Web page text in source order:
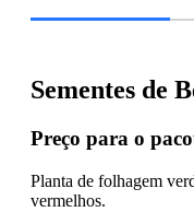
Sementes de
Preço para o
Planta de folhagem
vermelhos.